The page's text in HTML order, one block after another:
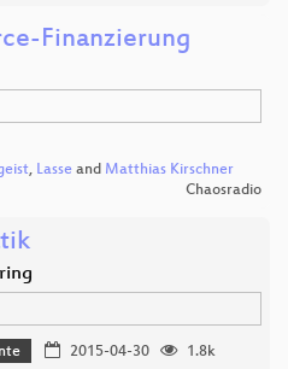
Finanzierung
, Lasse and Matthias Kirschner
Chaosradio
2015-04-30
1.8k